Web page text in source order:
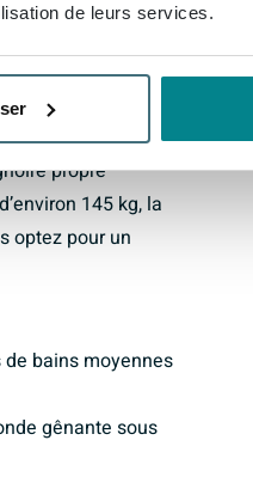
de leurs services.
réputé pour
au toucher,
à une
qui empêche la
propre
145 kg, la
optez pour un
bains moyennes
gênante sous